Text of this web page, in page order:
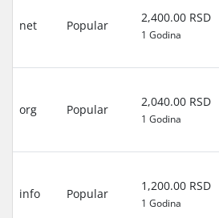
net Popular
2,400.00 RSD
1 Godina
org Popular
2,040.00 RSD
1 Godina
info Popular
1,200.00 RSD
1 Godina